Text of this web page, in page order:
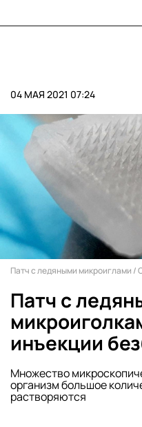
04 МАЯ 2021 07:24
Патч с ледяными микроиглами /
Патч с
инъекции
Множество
организм большое
растворяются